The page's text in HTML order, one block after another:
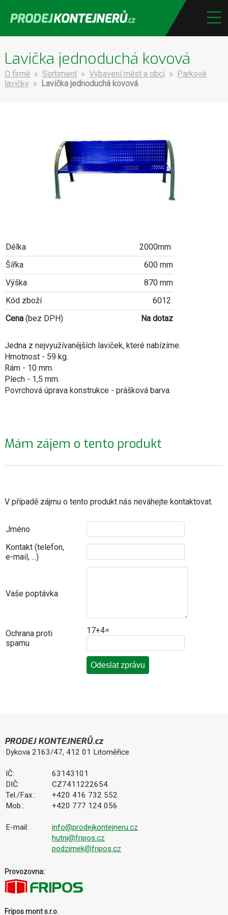
Lavička jednoduchá kovová
O firmě » Sortiment » Vybavení měst a obcí » Parkové
lavičky » Lavička jednoduchá kovová
Délka
2000mm
Šířka
600 mm
Výška
870 mm
Kód zboží
6012
Cena(bez DPH) Na dotaz
Jedna z nejvyužívanějších laviček, které nabízíme.
Hmotnost - 59 kg.
Rám - 10 mm.
Plech - 1,5 mm.
Povrchová úprava konstrukce - prášková barva.
Mám zájem o tento produkt
V případě zájmu o tento produkt nás neváhejte kontaktovat.
Jméno
Kontakt (telefon,
e-mail, ...)
Vaše poptávka
Ochrana proti
spamu
17+4=
PRODEJ KONTEJNERŮ.cz
Dykova 2163/47, 412 01 Litoměřice
IČ:
63143101
DIČ:
CZ7411222654
Tel./Fax.:
+420 416 732 552
Mob.:
+420 777 124 056
E-mail:
info@prodejkontejneru.cz
hutni@fripos.cz
podzimek@fripos.cz
Provozovna:
Fripos mont s.r.o.